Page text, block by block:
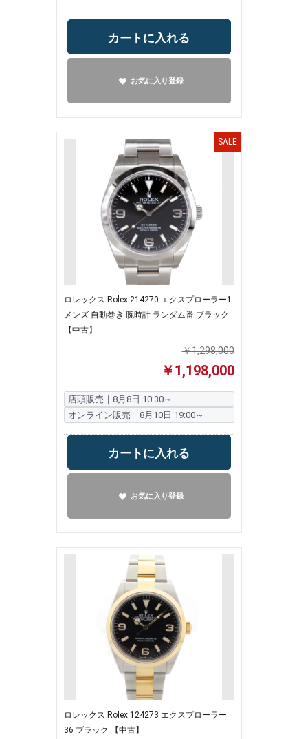
カートに入れる
お気に入り登録
ロレックス Rolex 214270 エクスプローラー1
メンズ 自動巻き 腕時計 ランダム番 ブラック
【中古】
￥1,298,000
￥1,198,000
店頭販売｜8月8日 10:30～
オンライン販売｜8月10日 19:00～
カートに入れる
お気に入り登録
SALE
ロレックス Rolex 124273 エクスプローラー
36 ブラック 【中古】